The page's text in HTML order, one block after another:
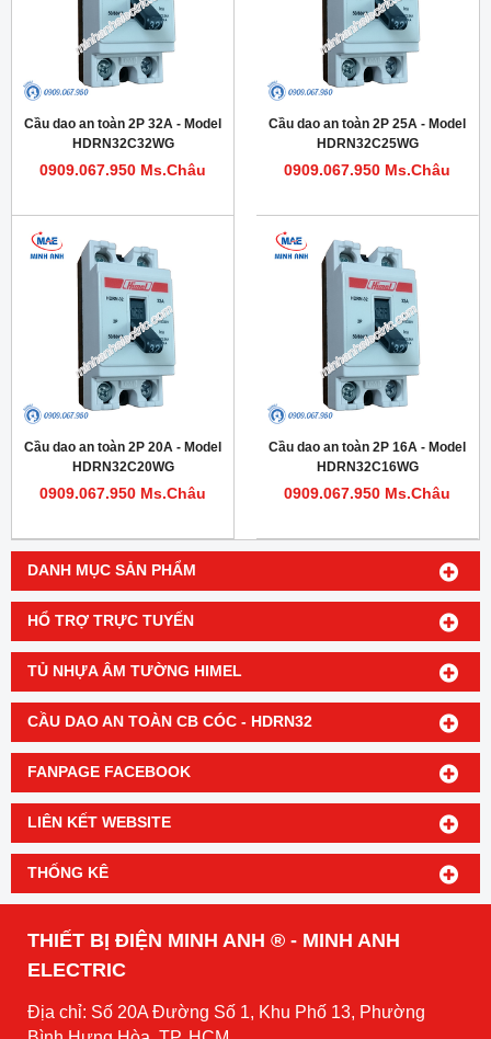
DANH MỤC SẢN PHẨM
HỔ TRỢ TRỰC TUYẾN
TỦ NHỰA ÂM TƯỜNG HIMEL
CẦU DAO AN TOÀN CB CÓC - HDRN32
FANPAGE FACEBOOK
LIÊN KẾT WEBSITE
THỐNG KÊ
Cầu dao an toàn 2P 32A - Model
HDRN32C32WG
0909.067.950 Ms.Châu
Cầu dao an toàn 2P 25A - Model
HDRN32C25WG
0909.067.950 Ms.Châu
Cầu dao an toàn 2P 20A - Model
HDRN32C20WG
0909.067.950 Ms.Châu
Cầu dao an toàn 2P 16A - Model
HDRN32C16WG
0909.067.950 Ms.Châu
THIẾT BỊ ĐIỆN MINH ANH ® - MINH ANH
ELECTRIC
Địa chỉ: Số 20A Đường Số 1, Khu Phố 13, Phường